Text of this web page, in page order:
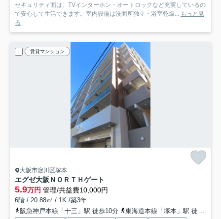
セキュリティ面は、TVインターホン・オートロックなど充実しているの
で安心して生活できます。室内設備は洗面所独立・浴室乾燥... もっと見
る
賃貸マンション
大阪市淀川区塚本
エグゼ大阪ＮＯＲＴＨゲート
5.9万円 管理/共益費10,000円
6階 / 20.88㎡ / 1K /築3年
阪急神戸本線「十三」駅 徒歩10分
東海道本線「塚本」駅 徒歩11分